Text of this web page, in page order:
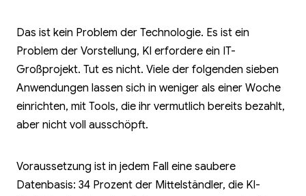
Das ist kein Problem der Technologie. Es ist ein
Problem der Vorstellung, KI erfordere ein IT-
Großprojekt. Tut es nicht. Viele der folgenden sieben
Anwendungen lassen sich in weniger als einer Woche
einrichten, mit Tools, die ihr vermutlich bereits bezahlt,
aber nicht voll ausschöpft.
Voraussetzung ist in jedem Fall eine saubere
Datenbasis: 34 Prozent der Mittelständler, die KI-